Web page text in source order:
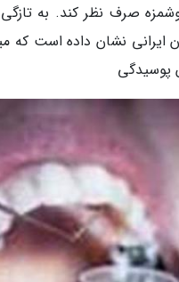
صرف نظر کند. به
ایرانی نشان داده است که
پوسیدگی